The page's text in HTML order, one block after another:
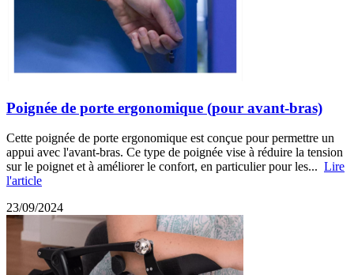
Poignée de porte ergonomique (pour avant-bras)
Cette poignée de porte ergonomique est conçue pour permettre un
appui avec l'avant-bras. Ce type de poignée vise à réduire la tension
sur le poignet et à améliorer le confort, en particulier pour les... Lire
l'article
23/09/2024